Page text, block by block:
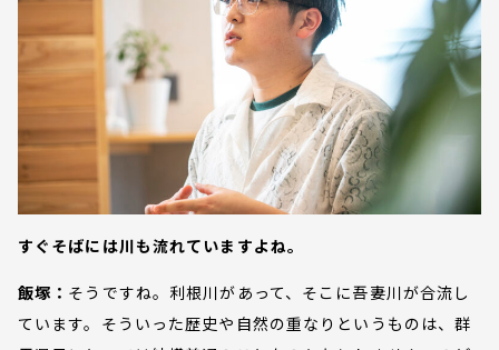
すぐそばには川も流れていますよね。
飯塚： そうですね。利根川があって、そこに吾妻川が合流し
ています。そういった歴史や自然の重なりというものは、群